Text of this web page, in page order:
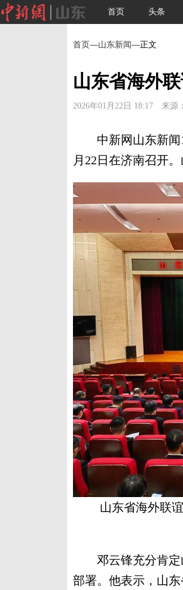
首页 头条
首页—山东新闻—正文
山东省海外
2026年01月22日 18:17 来源
中新网山东新闻1
月22日在济南召开
山东省海外联
邓云锋充分肯定
部署。他表示，山